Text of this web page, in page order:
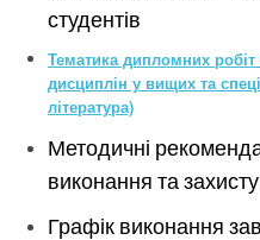
студентів
Тематика дипломних
дисциплін у вищих та
література)
Методичні
виконання та захисту
Графік виконання